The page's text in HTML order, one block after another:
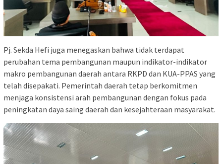
Pj. Sekda Hefi juga menegaskan bahwa tidak terdapat
perubahan tema pembangunan maupun indikator-indikator
makro pembangunan daerah antara RKPD dan KUA-PPAS yang
telah disepakati. Pemerintah daerah tetap berkomitmen
menjaga konsistensi arah pembangunan dengan fokus pada
peningkatan daya saing daerah dan kesejahteraan masyarakat.